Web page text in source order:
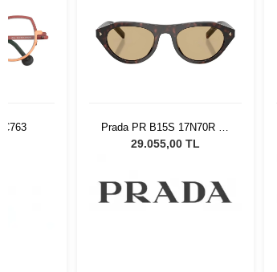
Prada PR B15S 17N70R 51
Kadın Güneş Gözlüğü
29.055,00 TL